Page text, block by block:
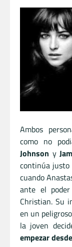
Ambos
como no
Johnson y
continúa justo
cuando
ante el
Christian. Su
en un
la joven
empezar